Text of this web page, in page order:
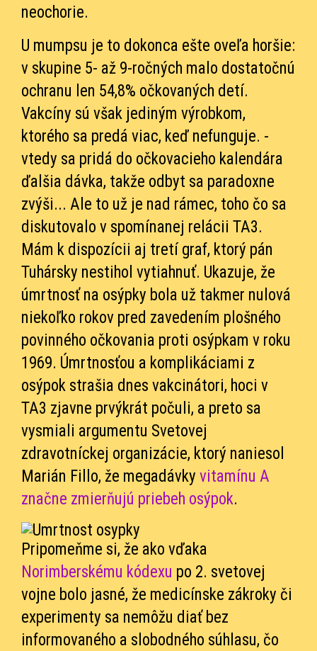
neochorie.
U mumpsu je to dokonca ešte oveľa horšie:
v skupine 5- až 9-ročných malo dostatočnú
ochranu len 54,8% očkovaných detí.
Vakcíny sú však jediným výrobkom,
ktorého sa predá viac, keď nefunguje. -
vtedy sa pridá do očkovacieho kalendára
ďalšia dávka, takže odbyt sa paradoxne
zvýši... Ale to už je nad rámec, toho čo sa
diskutovalo v spomínanej relácii TA3.
Mám k dispozícii aj tretí graf, ktorý pán
Tuhársky nestihol vytiahnuť. Ukazuje, že
úmrtnosť na osýpky bola už takmer nulová
niekoľko rokov pred zavedením plošného
povinného očkovania proti osýpkam v roku
1969. Úmrtnosťou a komplikáciami z
osýpok strašia dnes vakcinátori, hoci v
TA3 zjavne prvýkrát počuli, a preto sa
vysmiali argumentu Svetovej
zdravotníckej organizácie, ktorý naniesol
Marián Fillo, že megadávky vitamínu A
značne zmierňujú priebeh osýpok.
Pripomeňme si, že ako vďaka
Norimberskému kódexu po 2. svetovej
vojne bolo jasné, že medicínske zákroky či
experimenty sa nemôžu diať bez
informovaného a slobodného súhlasu, čo